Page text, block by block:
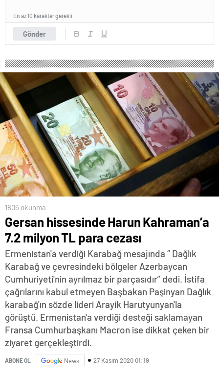
Gönder
En az 10 karakter gerekli
1806 okunma
Gersan hissesinde Harun Kahraman’a
7.2 milyon TL para cezası
Ermenistan'a verdiği Karabağ mesajında “ Dağlık
Karabağ ve çevresindeki bölgeler Azerbaycan
Cumhuriyeti'nin ayrılmaz bir parçasıdır” dedi. İstifa
çağrılarını kabul etmeyen Başbakan Paşinyan Dağlık
karabağ'ın sözde lideri Arayik Harutyunyan'la
görüştü. Ermenistan'a verdiği desteği saklamayan
Fransa Cumhurbaşkanı Macron ise dikkat çeken bir
ziyaret gerçekleştirdi.
ABONE OL News 27 Kasım 2020 01:19